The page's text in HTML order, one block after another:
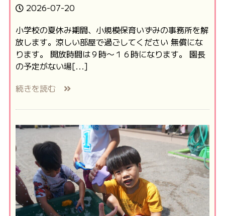
2026-07-20
小学校の夏休み期間、小規模保育いずみの事務所を解
放します。涼しい部屋で過ごしてください 無償にな
ります。 開放時間は９時〜１６時になります。 園長
の予定がない場[...]
続きを読む